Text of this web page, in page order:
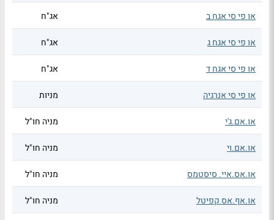
או פי סי אגח ב אג"ח
או פי סי אגח ג אג"ח
או פי סי אגח ד אג"ח
או פי סי אנרגיה מניות
או.אם.ג'י מניה חו"ל
או.אם.וי מניה חו"ל
או.אס.איי. סיסטמס מניה חו"ל
או.אף.אס קפיטל מניה חו"ל